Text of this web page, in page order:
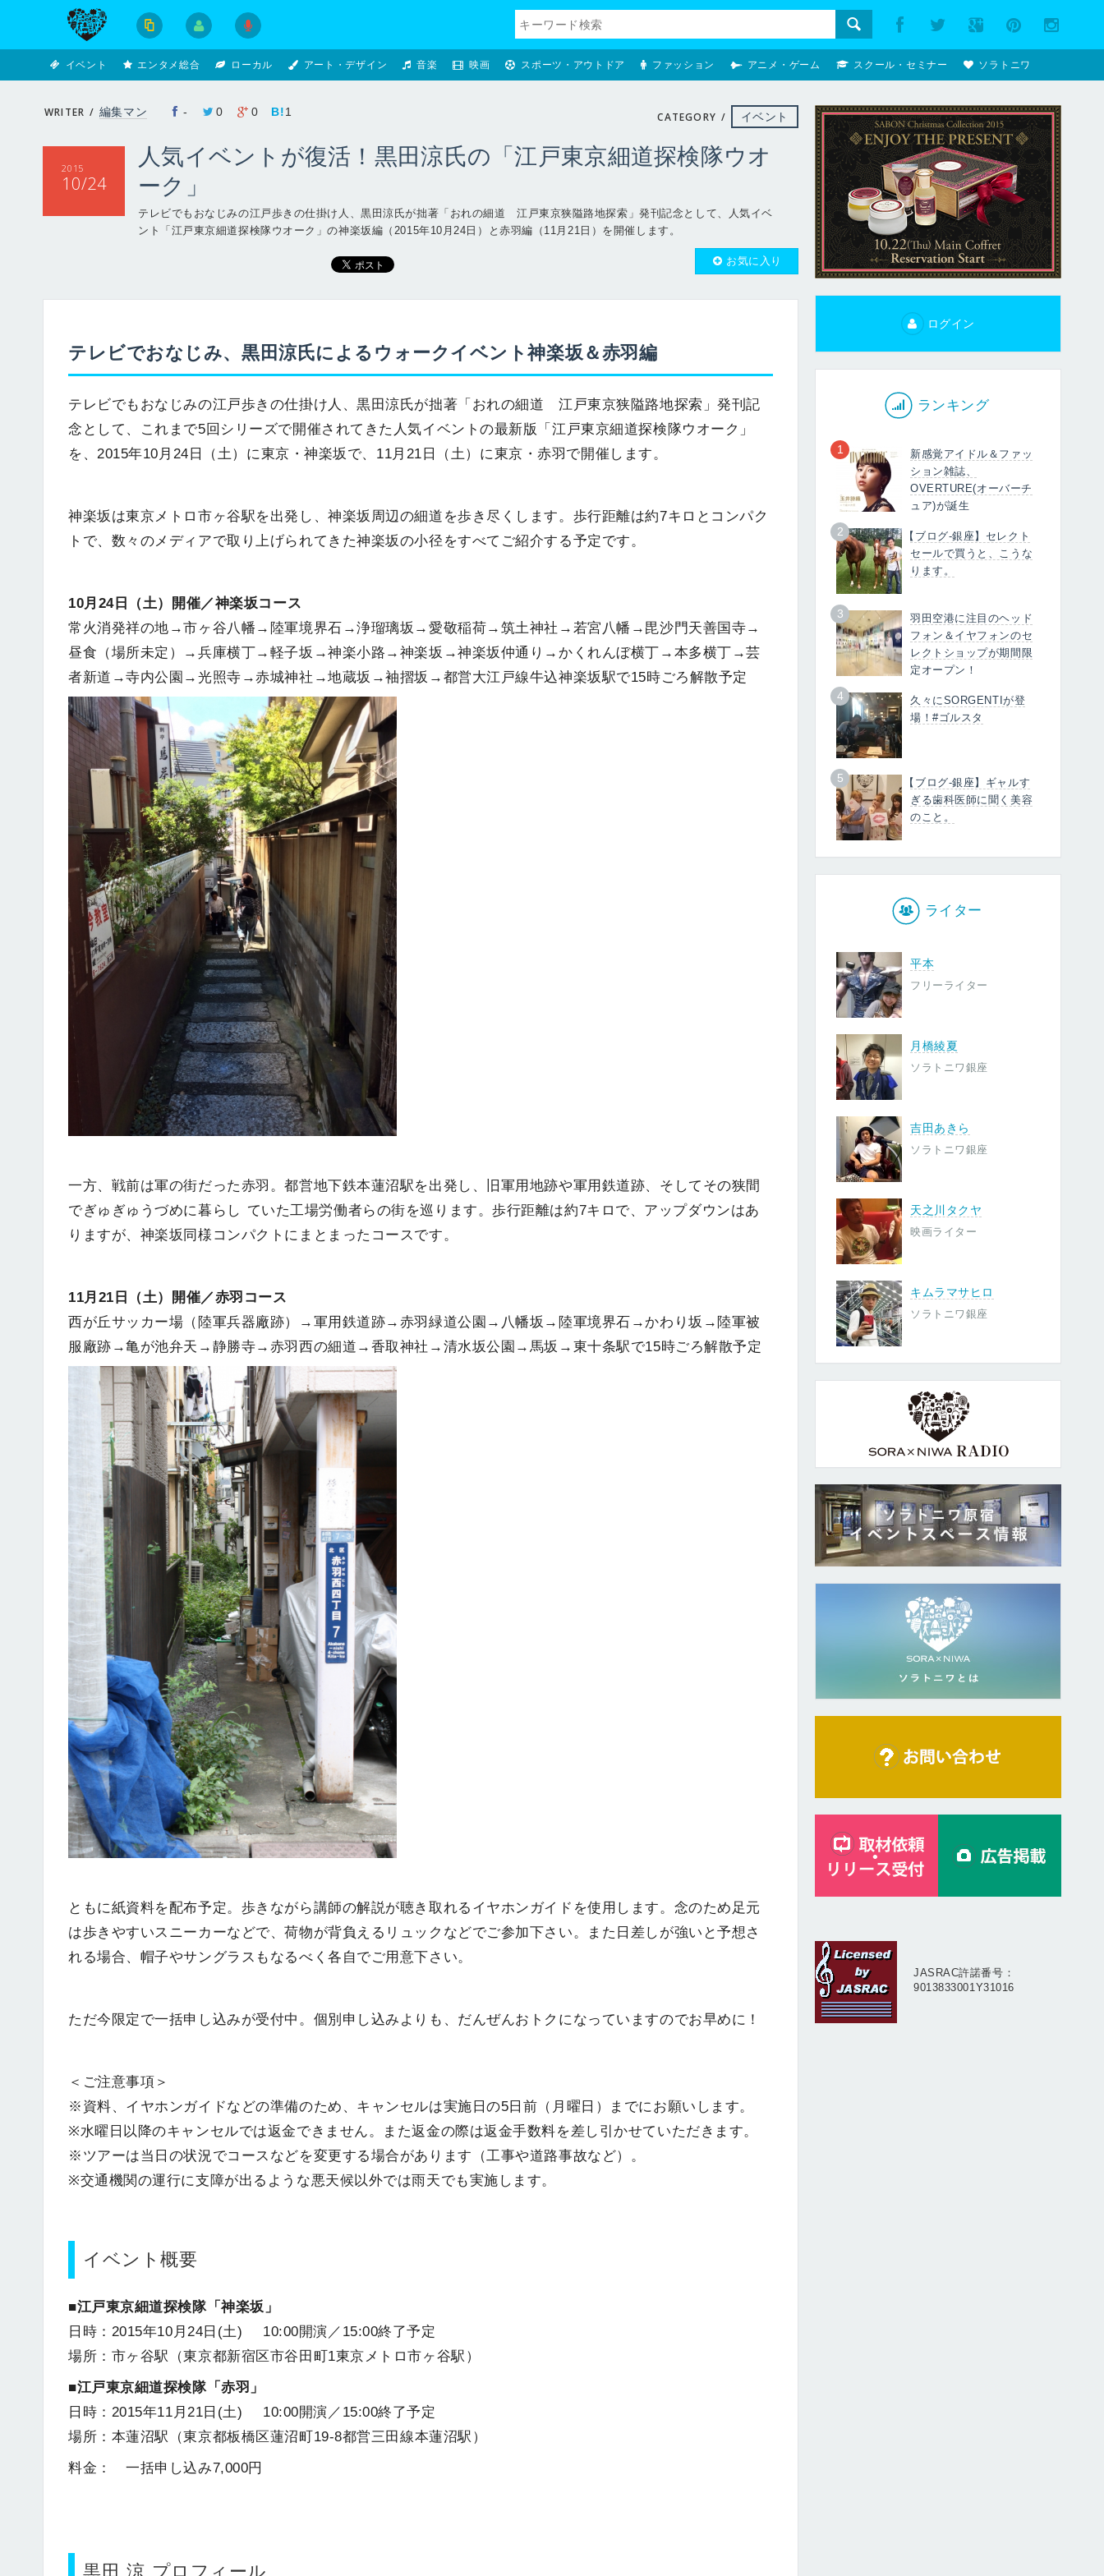
イベント エンタメ総合 ローカル アート・デザイン 音楽 映画 スポーツ・アウトドア ファッション アニメ・ゲーム スクール・セミナー ソラトニワ
WRITER / 編集マン - 0 0 B!1 CATEGORY / イベント
2015
10/24
人気イベントが復活！黒田涼氏の「江戸東京細道探検隊ウオ
ーク」
テレビでもおなじみの江戸歩きの仕掛け人、黒田涼氏が拙著「おれの細道 江戸東京狭隘路地探索」発刊記念として、人気イベ
ント「江戸東京細道探検隊ウオーク」の神楽坂編（2015年10月24日）と赤羽編（11月21日）を開催します。
お気に入り
テレビでおなじみ、黒田涼氏によるウォークイベント神楽坂＆赤羽編
テレビでもおなじみの江戸歩きの仕掛け人、黒田涼氏が拙著「おれの細道 江戸東京狭隘路地探索」発刊記
念として、これまで5回シリーズで開催されてきた人気イベントの最新版「江戸東京細道探検隊ウオーク」
を、2015年10月24日（土）に東京・神楽坂で、11月21日（土）に東京・赤羽で開催します。
神楽坂は東京メトロ市ヶ谷駅を出発し、神楽坂周辺の細道を歩き尽くします。歩行距離は約7キロとコンパク
トで、数々のメディアで取り上げられてきた神楽坂の小径をすべてご紹介する予定です。
10月24日（土）開催／神楽坂コース
常火消発祥の地→市ヶ谷八幡→陸軍境界石→浄瑠璃坂→愛敬稲荷→筑土神社→若宮八幡→毘沙門天善国寺→
昼食（場所未定）→兵庫横丁→軽子坂→神楽小路→神楽坂→神楽坂仲通り→かくれんぼ横丁→本多横丁→芸
者新道→寺内公園→光照寺→赤城神社→地蔵坂→袖摺坂→都営大江戸線牛込神楽坂駅で15時ごろ解散予定
一方、戦前は軍の街だった赤羽。都営地下鉄本蓮沼駅を出発し、旧軍用地跡や軍用鉄道跡、そしてその狭間
でぎゅぎゅうづめに暮らし ていた工場労働者らの街を巡ります。歩行距離は約7キロで、アップダウンはあ
りますが、神楽坂同様コンパクトにまとまったコースです。
11月21日（土）開催／赤羽コース
西が丘サッカー場（陸軍兵器廠跡）→軍用鉄道跡→赤羽緑道公園→八幡坂→陸軍境界石→かわり坂→陸軍被
服廠跡→亀が池弁天→静勝寺→赤羽西の細道→香取神社→清水坂公園→馬坂→東十条駅で15時ごろ解散予定
ともに紙資料を配布予定。歩きながら講師の解説が聴き取れるイヤホンガイドを使用します。念のため足元
は歩きやすいスニーカーなどで、荷物が背負えるリュックなどでご参加下さい。また日差しが強いと予想さ
れる場合、帽子やサングラスもなるべく各自でご用意下さい。
ただ今限定で一括申し込みが受付中。個別申し込みよりも、だんぜんおトクになっていますのでお早めに！
＜ご注意事項＞
※資料、イヤホンガイドなどの準備のため、キャンセルは実施日の5日前（月曜日）までにお願いします。
※水曜日以降のキャンセルでは返金できません。また返金の際は返金手数料を差し引かせていただきます。
※ツアーは当日の状況でコースなどを変更する場合があります（工事や道路事故など）。
※交通機関の運行に支障が出るような悪天候以外では雨天でも実施します。
イベント概要
■江戸東京細道探検隊「神楽坂」
日時：2015年10月24日(土) 10:00開演／15:00終了予定
場所：市ヶ谷駅（東京都新宿区市谷田町1東京メトロ市ヶ谷駅）
■江戸東京細道探検隊「赤羽」
日時：2015年11月21日(土) 10:00開演／15:00終了予定
場所：本蓮沼駅（東京都板橋区蓮沼町19-8都営三田線本蓮沼駅）
料金： 一括申し込み7,000円
黒田 涼 プロフィール
ログイン
ランキング
1
新感覚アイドル＆ファッ
ション雑誌、
OVERTURE(オーバーチ
ュア)が誕生
2
【ブログ-銀座】セレクト
セールで買うと、こうな
ります。
3
羽田空港に注目のヘッド
フォン＆イヤフォンのセ
レクトショップが期間限
定オープン！
4
久々にSORGENTIが登
場！#ゴルスタ
5
【ブログ-銀座】ギャルす
ぎる歯科医師に聞く美容
のこと。
ライター
平本
フリーライター
月橋綾夏
ソラトニワ銀座
吉田あきら
ソラトニワ銀座
天之川タクヤ
映画ライター
キムラマサヒロ
ソラトニワ銀座
JASRAC許諾番号：
9013833001Y31016